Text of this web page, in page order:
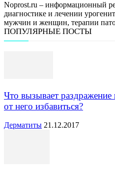
Noprost.ru – информационный
диагностике и лечении
мужчин и женщин, терапии
ПОПУЛЯРНЫЕ ПОСТЫ
Что вызывает
от него избавиться?
Дерматиты 21.12.2017